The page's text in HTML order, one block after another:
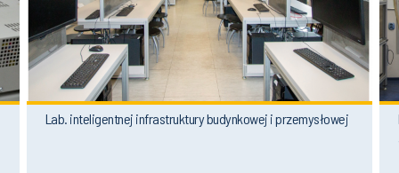
Lab. inteligentnej infrastruktury budynkowej i przemysłowej